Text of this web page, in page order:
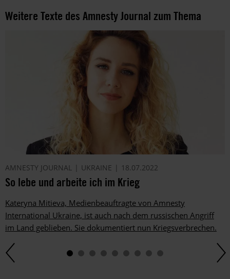
Weitere Texte des Amnesty Journal zum Thema
AMNESTY JOURNAL UKRAINE 18.07.2022
So lebe und arbeite ich im Krieg
Kateryna Mitieva, Medienbeauftragte von Amnesty
International Ukraine, ist auch nach dem russischen Angriff
im Land geblieben. Sie dokumentiert nun Kriegsverbrechen.